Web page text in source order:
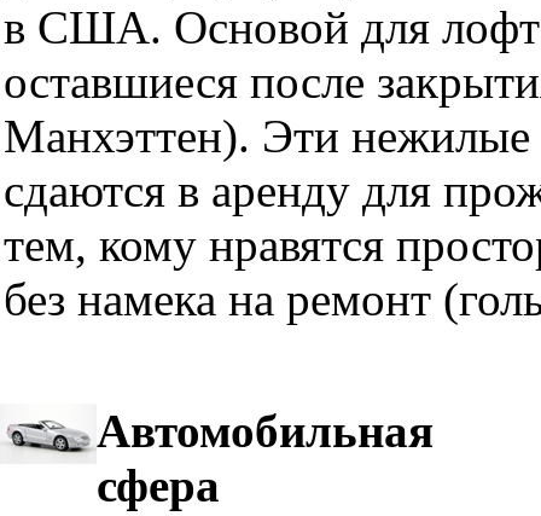
в США. Основой для
оставшиеся после
Манхэттен). Эти нежилые
сдаются в аренду для
тем, кому нравятся
без намека на ремонт
Автомобильная
сфера